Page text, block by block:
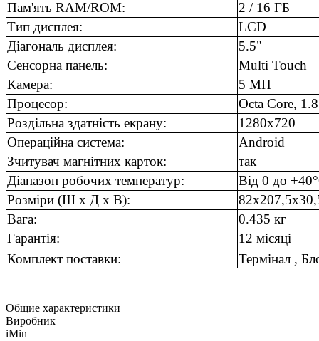
Пам'ять RAM/ROM:
2 / 16 ГБ
Тип дисплея:
LCD
Діагональ дисплея:
5.5"
Сенсорна панель:
Multi Touch
Камера:
5 МП
Процесор:
Octa Core,
Роздільна здатність екрану:
1280x720
Операційна система:
Android
Зчитувач магнітних карток:
так
Діапазон робочих температур:
Від 0 до
Розміри (Ш х Д х В):
Вага:
0.435 кг
Гарантія:
12 місяці
Комплект поставки:
Термінал ,
Общие характеристики
Виробник
iMin